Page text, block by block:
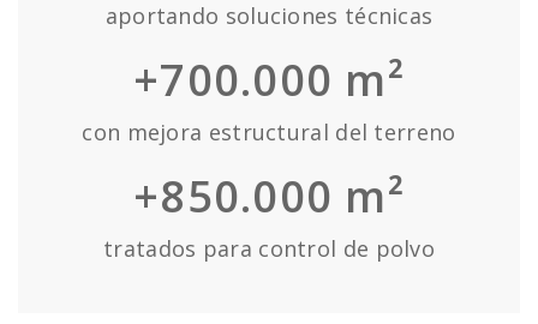
aportando soluciones técnicas
+700.000 m²
con mejora estructural del terreno
+850.000 m²
tratados para control de polvo